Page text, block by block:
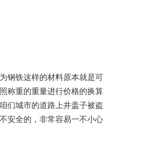
钢铁这样的材料原本就是可
称重的重量进行价格的换算
们城市的道路上井盖子被盗
安全的，非常容易一不小心